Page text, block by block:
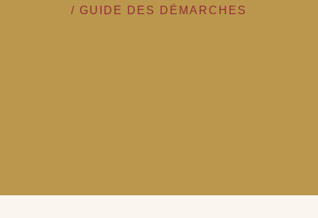
/ GUIDE DES DÉMARCHES